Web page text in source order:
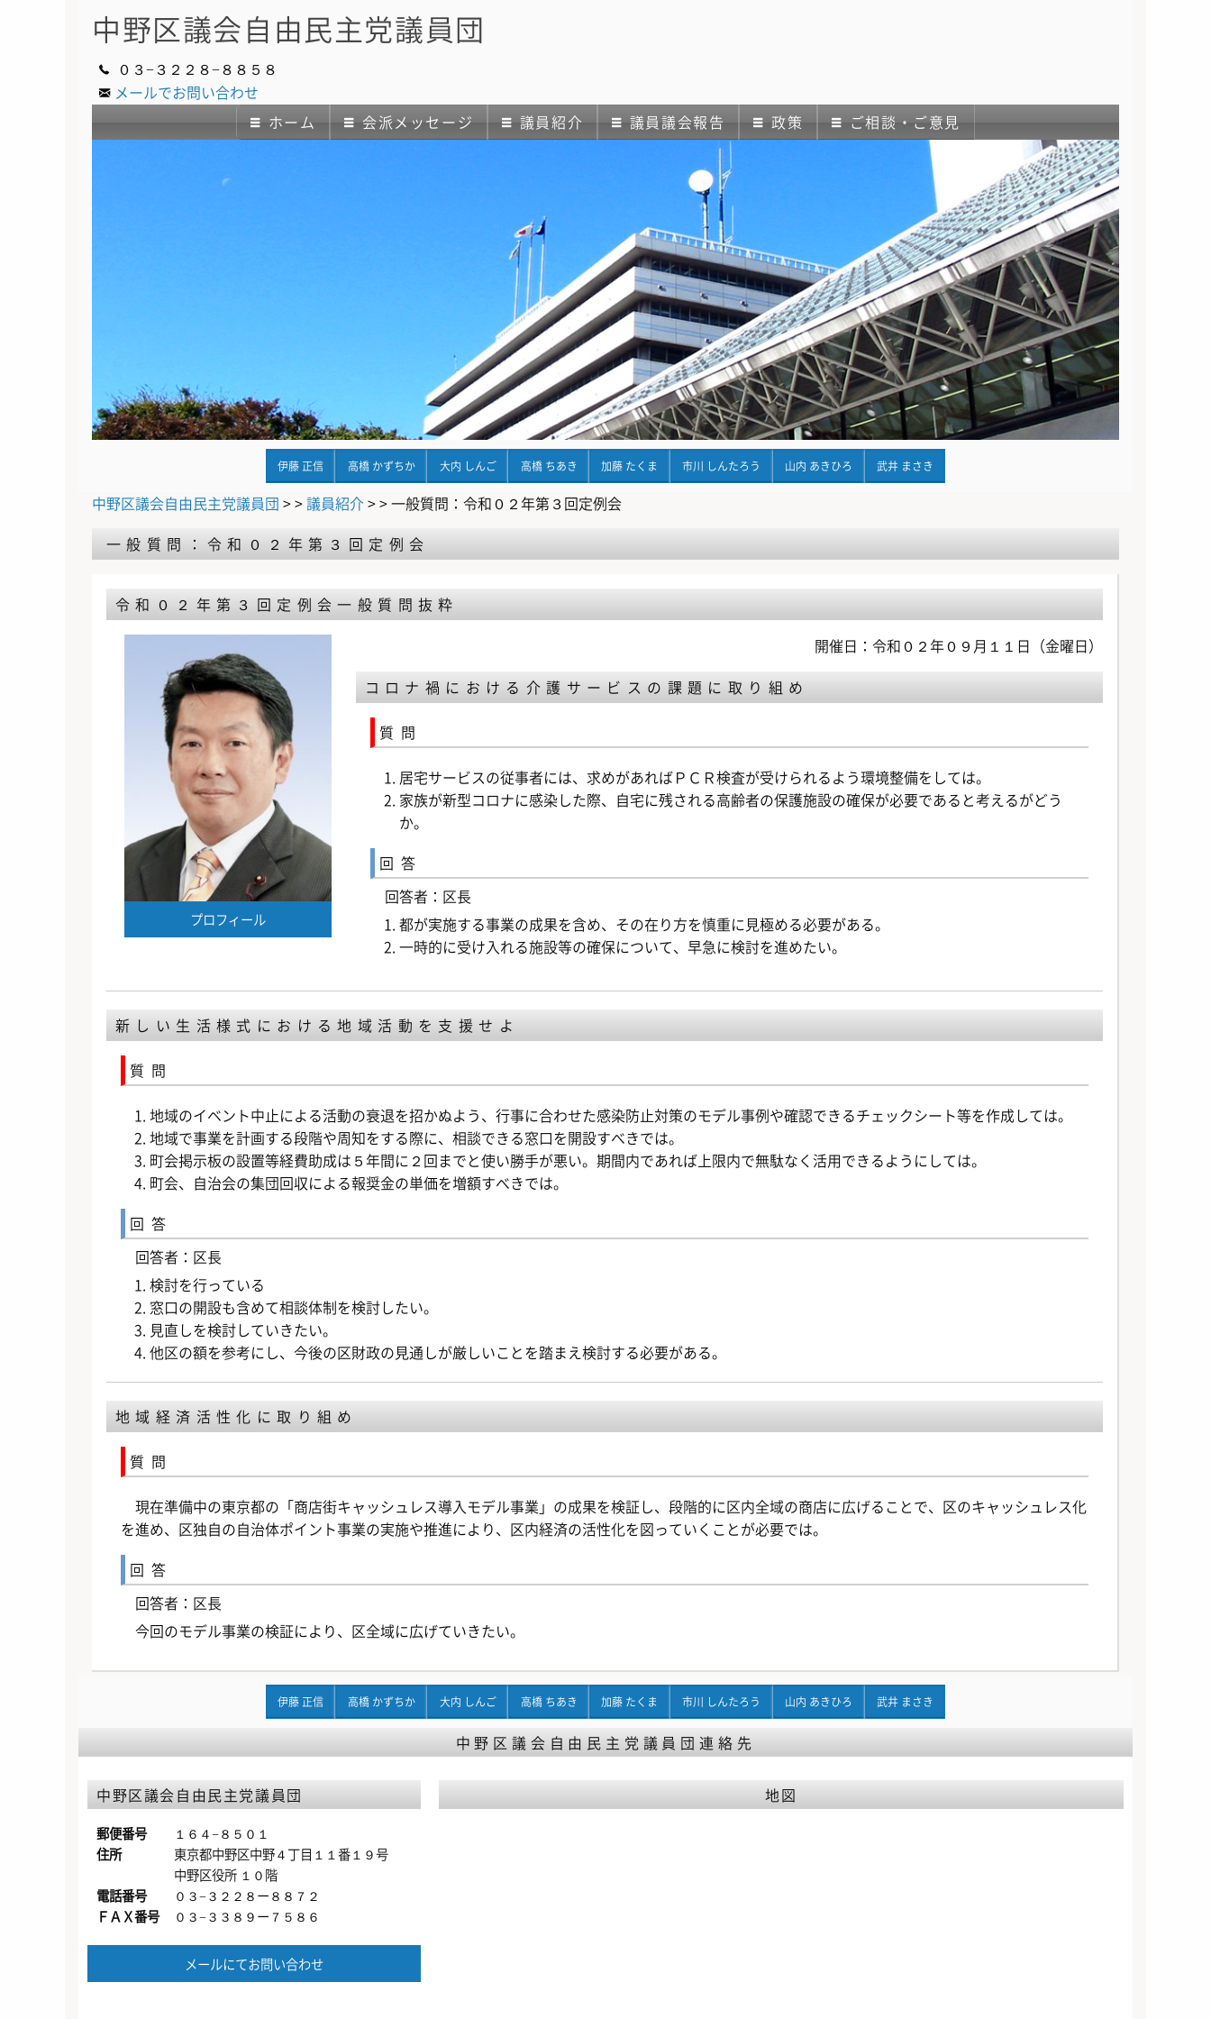
中野区議会自由民主党議員団
０３−３２２８−８８５８
メールでお問い合わせ
ホーム
会派メッセージ 議員紹介 議員議会報告 政策 ご相談・ご意見
伊藤 正信 高橋 かずちか 大内 しんご 高橋 ちあき 加藤 たくま 市川 しんたろう 山内 あきひろ 武井 まさき
中野区議会自由民主党議員団 > >議員紹介> >一般質問：令和０２年第３回定例会
一般質問：令和０２年第３回定例会
令和０２年第３回定例会一般質問抜粋
プロフィール
開催日：令和０２年０９月１１日（金曜日）
コロナ禍における介護サービスの課題に取り組め
質問
居宅サービスの従事者には、求めがあればＰＣＲ検査が受けられるよう環境整備をしては。
家族が新型コロナに感染した際、自宅に残される高齢者の保護施設の確保が必要であると考えるがどう
か。
回答
回答者：区長
都が実施する事業の成果を含め、その在り方を慎重に見極める必要がある。
一時的に受け入れる施設等の確保について、早急に検討を進めたい。
新しい生活様式における地域活動を支援せよ
質問
地域のイベント中止による活動の衰退を招かぬよう、行事に合わせた感染防止対策のモデル事例や確認できるチェックシート等を作成しては。
地域で事業を計画する段階や周知をする際に、相談できる窓口を開設すべきでは。
町会掲示板の設置等経費助成は５年間に２回までと使い勝手が悪い。期間内であれば上限内で無駄なく活用できるようにしては。
町会、自治会の集団回収による報奨金の単価を増額すべきでは。
回答
回答者：区長
検討を行っている
窓口の開設も含めて相談体制を検討したい。
見直しを検討していきたい。
他区の額を参考にし、今後の区財政の見通しが厳しいことを踏まえ検討する必要がある。
地域経済活性化に取り組め
質問
現在準備中の東京都の「商店街キャッシュレス導入モデル事業」の成果を検証し、段階的に区内全域の商店に広げることで、区のキャッシュレス化
を進め、区独自の自治体ポイント事業の実施や推進により、区内経済の活性化を図っていくことが必要では。
回答
回答者：区長
今回のモデル事業の検証により、区全域に広げていきたい。
伊藤 正信 高橋 かずちか 大内 しんご 高橋 ちあき 加藤 たくま 市川 しんたろう 山内 あきひろ 武井 まさき
中野区議会自由民主党議員団連絡先
中野区議会自由民主党議員団
郵便番号
１６４−８５０１
住所
東京都中野区中野４丁目１１番１９号
中野区役所 １０階
電話番号
０３−３２２８ー８８７２
ＦＡＸ番号
０３−３３８９ー７５８６
メールにてお問い合わせ
地図